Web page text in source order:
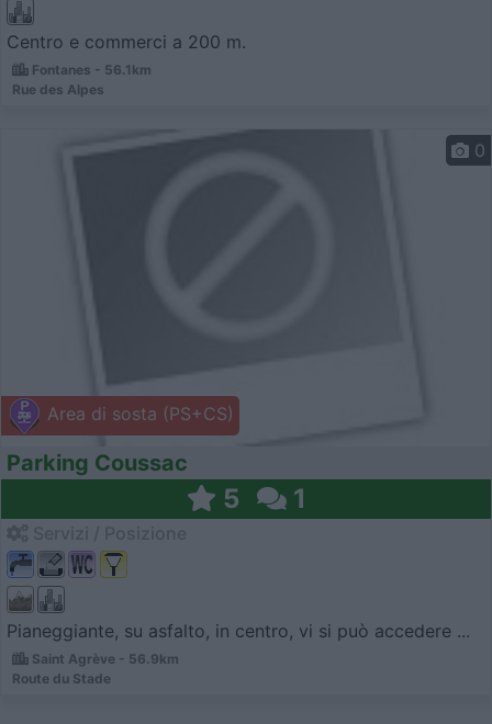
Centro e commerci a 200 m.
Fontanes - 56.1km
Rue des Alpes
Area di sosta (PS+CS)
0
Parking Coussac
5 1
Pianeggiante, su asfalto, in centro, vi si può accedere ...
Saint Agrève - 56.9km
Route du Stade